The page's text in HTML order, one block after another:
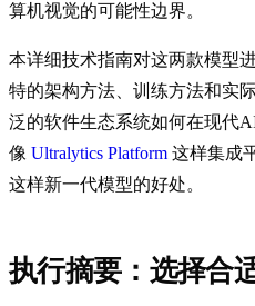
算机视觉的可能性边界。
本详细技术指南对这两款模型
特的架构方法、训练方法和实
泛的软件生态系统如何在现代
像 Ultralytics Platform 这样集成
这样新一代模型的好处。
执行摘要：选择合